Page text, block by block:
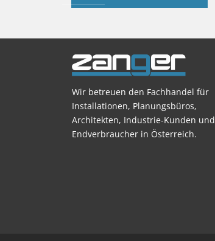
Wir betreuen den Fachhandel für
Installationen, Planungsbüros,
Architekten, Industrie-Kunden und
Endverbraucher in Österreich.